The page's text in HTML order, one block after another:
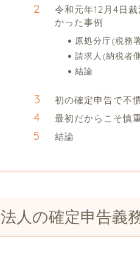
令和元年12月4日
かった事例
原処分庁(税務
請求人(納税者
結論
初の確定申告で不
最初だからこそ慎
結論
法人の確定申告義